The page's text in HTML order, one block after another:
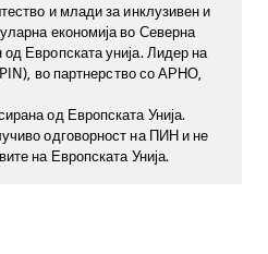
и млади за инклузивен и
економија во Северна
Европската унија. Лидер на
во партнерство со АРНО,
од Европската Унија.
одговорност на ПИН и не
на Европската Унија.